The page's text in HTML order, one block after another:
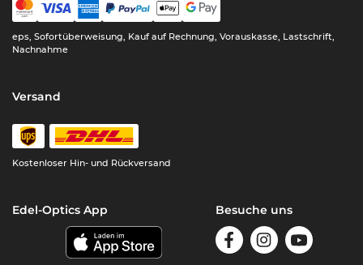
eps, Sofortüberweisung, Kauf auf Rechnung, Vorauskasse, Lastschrift,
Nachnahme
Versand
Kostenloser Hin- und Rückversand
Edel-Optics App Besuche uns